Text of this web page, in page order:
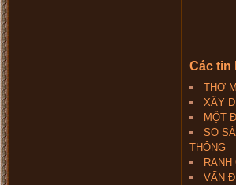
Các tin
THƠ
XÂY
MỘT
SO
THÔNG
VẤN